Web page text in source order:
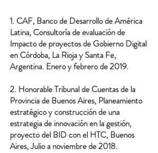
1. CAF, Banco de Desarrollo de América
Latina, Consultoría de evaluación de
Impacto de proyectos de Gobierno Digital
en Córdoba, La Rioja y Santa Fe,
Argentina. Enero y febrero de 2019.
2. Honorable Tribunal de Cuentas de la
Provincia de Buenos Aires, Planeamiento
estratégico y construcción de una
estrategia de innovación en la gestión,
proyecto del BID con el HTC, Buenos
Aires, Julio a noviembre de 2018.